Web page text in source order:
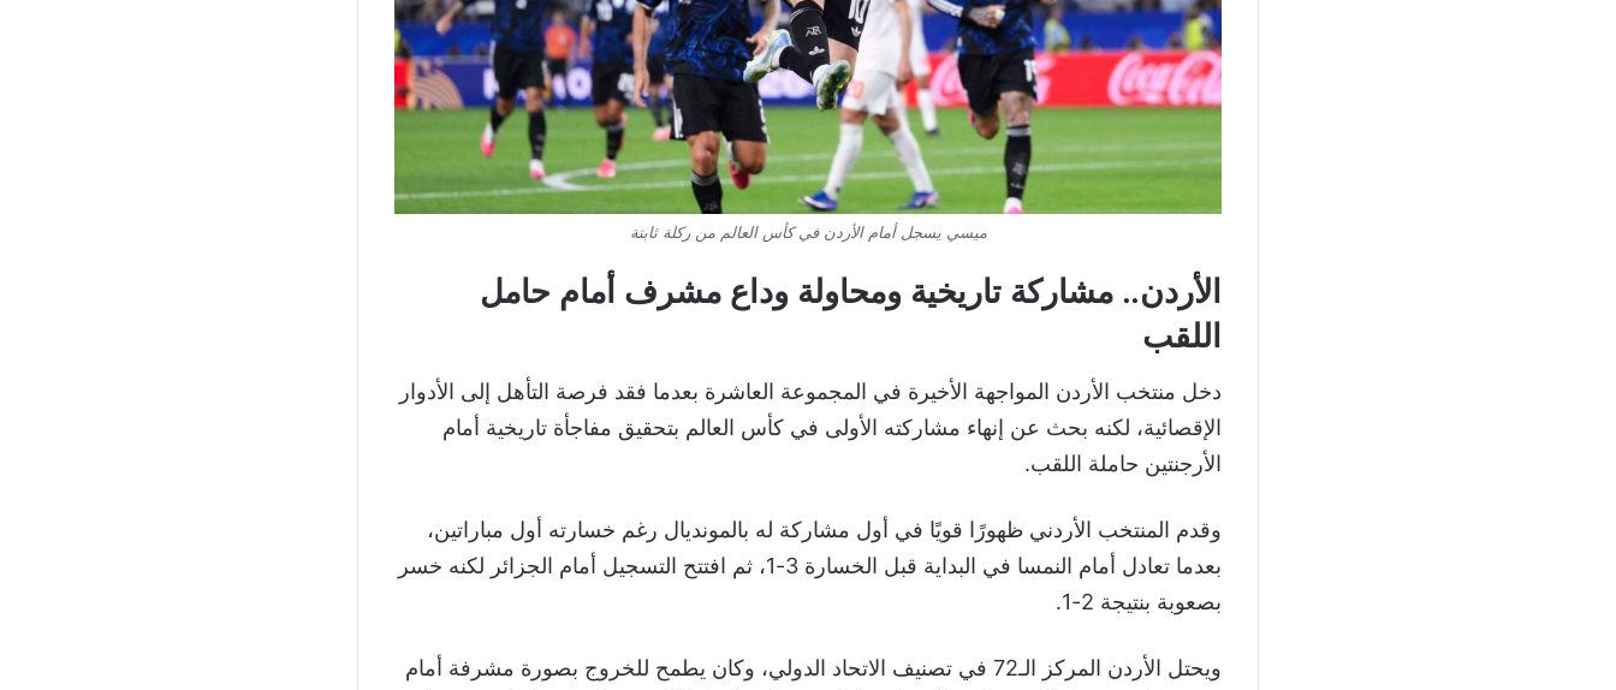
ميسي يسجل أمام الأردن في كأس العالم من ركلة ثابتة
الأردن.. مشاركة تاريخية ومحاولة وداع مشرف أمام حامل
اللقب
دخل منتخب الأردن المواجهة الأخيرة في المجموعة العاشرة بعدما فقد فرصة التأهل إلى الأدوار
الإقصائية، لكنه بحث عن إنهاء مشاركته الأولى في كأس العالم بتحقيق مفاجأة تاريخية أمام
الأرجنتين حاملة اللقب.
وقدم المنتخب الأردني ظهورًا قويًا في أول مشاركة له بالمونديال رغم خسارته أول مباراتين،
بعدما تعادل أمام النمسا في البداية قبل الخسارة 3-1، ثم افتتح التسجيل أمام الجزائر لكنه خسر
بصعوبة بنتيجة 2-1.
ويحتل الأردن المركز الـ72 في تصنيف الاتحاد الدولي، وكان يطمح للخروج بصورة مشرفة أمام